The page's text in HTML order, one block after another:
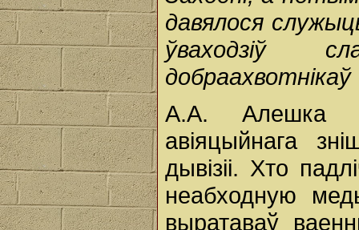
давялося
ўваходзіў
А.А. Алешка
авіяцыйнага
дывізіі. Хто
неабходную
выратаваў